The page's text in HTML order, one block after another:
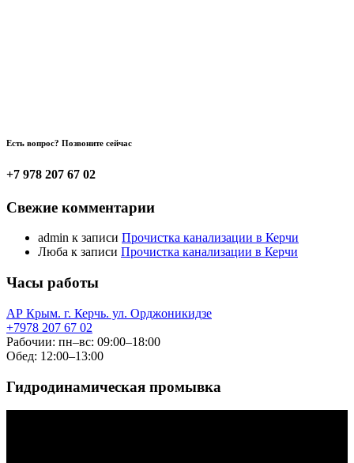
Есть вопрос? Позвоните сейчас
+7 978 207 67 02
Свежие комментарии
admin к записи Прочистка канализации в Керчи
Люба к записи Прочистка канализации в Керчи
Часы работы
АР Крым. г. Керчь. ул. Орджоникидзе
+7978 207 67 02
Рабочии: пн–вс: 09:00–18:00
Обед: 12:00–13:00
Гидродинамическая промывка